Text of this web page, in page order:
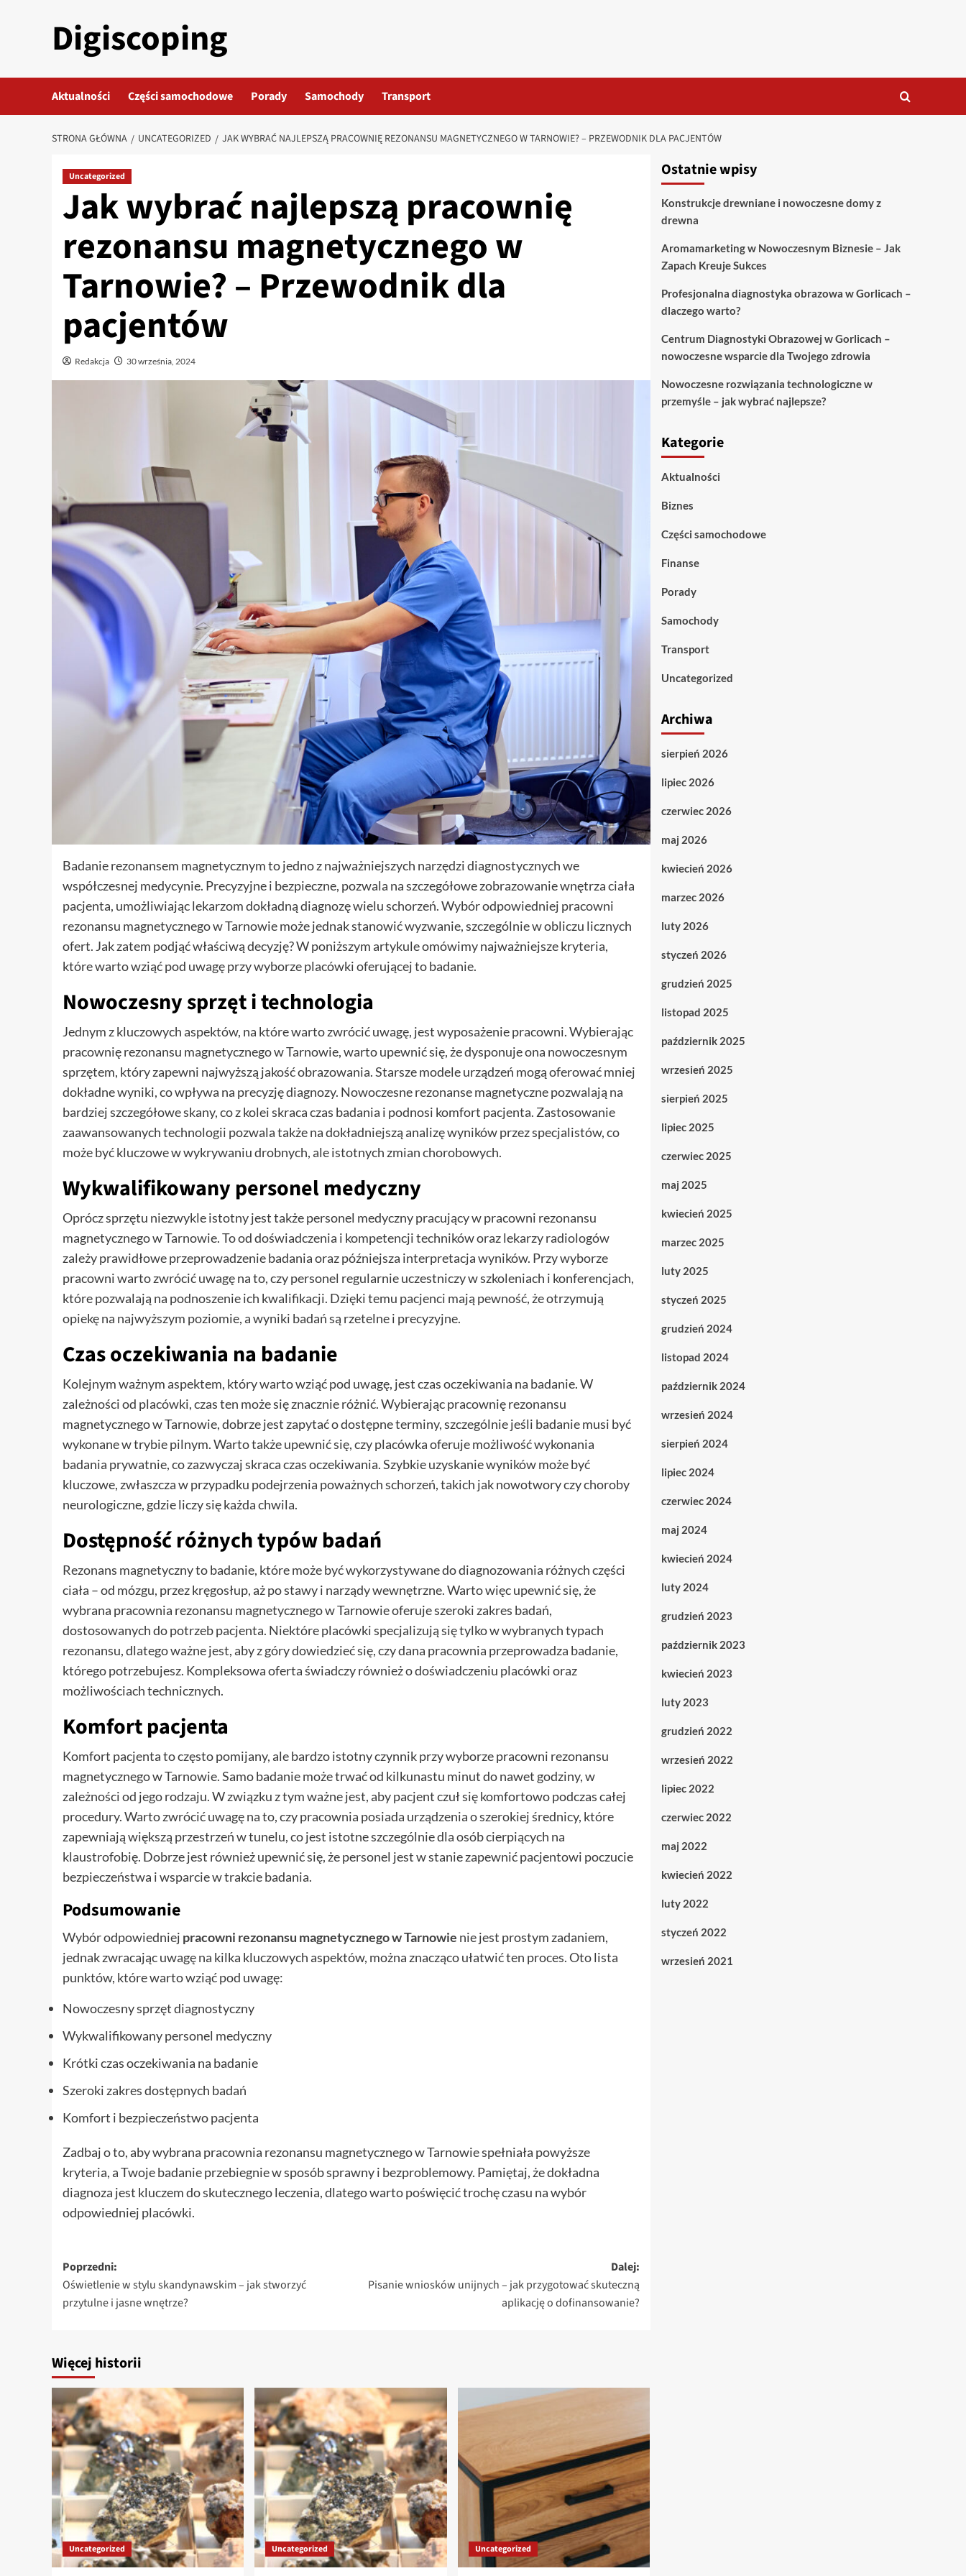
Digiscoping
Aktualności Części samochodowe Porady Samochody Transport
STRONA GŁÓWNA UNCATEGORIZED JAK WYBRAĆ NAJLEPSZĄ PRACOWNIĘ REZONANSU MAGNETYCZNEGO W TARNOWIE? – PRZEWODNIK DLA PACJENTÓW
Uncategorized
Jak wybrać najlepszą pracownię
rezonansu magnetycznego w
Tarnowie? – Przewodnik dla
pacjentów
Redakcja 30 września, 2024
Badanie rezonansem magnetycznym to jedno z najważniejszych narzędzi diagnostycznych we
współczesnej medycynie. Precyzyjne i bezpieczne, pozwala na szczegółowe zobrazowanie wnętrza ciała
pacjenta, umożliwiając lekarzom dokładną diagnozę wielu schorzeń. Wybór odpowiedniej pracowni
rezonansu magnetycznego w Tarnowie może jednak stanowić wyzwanie, szczególnie w obliczu licznych
ofert. Jak zatem podjąć właściwą decyzję? W poniższym artykule omówimy najważniejsze kryteria,
które warto wziąć pod uwagę przy wyborze placówki oferującej to badanie.
Nowoczesny sprzęt i technologia
Jednym z kluczowych aspektów, na które warto zwrócić uwagę, jest wyposażenie pracowni. Wybierając
pracownię rezonansu magnetycznego w Tarnowie, warto upewnić się, że dysponuje ona nowoczesnym
sprzętem, który zapewni najwyższą jakość obrazowania. Starsze modele urządzeń mogą oferować mniej
dokładne wyniki, co wpływa na precyzję diagnozy. Nowoczesne rezonanse magnetyczne pozwalają na
bardziej szczegółowe skany, co z kolei skraca czas badania i podnosi komfort pacjenta. Zastosowanie
zaawansowanych technologii pozwala także na dokładniejszą analizę wyników przez specjalistów, co
może być kluczowe w wykrywaniu drobnych, ale istotnych zmian chorobowych.
Wykwalifikowany personel medyczny
Oprócz sprzętu niezwykle istotny jest także personel medyczny pracujący w pracowni rezonansu
magnetycznego w Tarnowie. To od doświadczenia i kompetencji techników oraz lekarzy radiologów
zależy prawidłowe przeprowadzenie badania oraz późniejsza interpretacja wyników. Przy wyborze
pracowni warto zwrócić uwagę na to, czy personel regularnie uczestniczy w szkoleniach i konferencjach,
które pozwalają na podnoszenie ich kwalifikacji. Dzięki temu pacjenci mają pewność, że otrzymują
opiekę na najwyższym poziomie, a wyniki badań są rzetelne i precyzyjne.
Czas oczekiwania na badanie
Kolejnym ważnym aspektem, który warto wziąć pod uwagę, jest czas oczekiwania na badanie. W
zależności od placówki, czas ten może się znacznie różnić. Wybierając pracownię rezonansu
magnetycznego w Tarnowie, dobrze jest zapytać o dostępne terminy, szczególnie jeśli badanie musi być
wykonane w trybie pilnym. Warto także upewnić się, czy placówka oferuje możliwość wykonania
badania prywatnie, co zazwyczaj skraca czas oczekiwania. Szybkie uzyskanie wyników może być
kluczowe, zwłaszcza w przypadku podejrzenia poważnych schorzeń, takich jak nowotwory czy choroby
neurologiczne, gdzie liczy się każda chwila.
Dostępność różnych typów badań
Rezonans magnetyczny to badanie, które może być wykorzystywane do diagnozowania różnych części
ciała – od mózgu, przez kręgosłup, aż po stawy i narządy wewnętrzne. Warto więc upewnić się, że
wybrana pracownia rezonansu magnetycznego w Tarnowie oferuje szeroki zakres badań,
dostosowanych do potrzeb pacjenta. Niektóre placówki specjalizują się tylko w wybranych typach
rezonansu, dlatego ważne jest, aby z góry dowiedzieć się, czy dana pracownia przeprowadza badanie,
którego potrzebujesz. Kompleksowa oferta świadczy również o doświadczeniu placówki oraz
możliwościach technicznych.
Komfort pacjenta
Komfort pacjenta to często pomijany, ale bardzo istotny czynnik przy wyborze pracowni rezonansu
magnetycznego w Tarnowie. Samo badanie może trwać od kilkunastu minut do nawet godziny, w
zależności od jego rodzaju. W związku z tym ważne jest, aby pacjent czuł się komfortowo podczas całej
procedury. Warto zwrócić uwagę na to, czy pracownia posiada urządzenia o szerokiej średnicy, które
zapewniają większą przestrzeń w tunelu, co jest istotne szczególnie dla osób cierpiących na
klaustrofobię. Dobrze jest również upewnić się, że personel jest w stanie zapewnić pacjentowi poczucie
bezpieczeństwa i wsparcie w trakcie badania.
Podsumowanie
Wybór odpowiedniej pracowni rezonansu magnetycznego w Tarnowie nie jest prostym zadaniem,
jednak zwracając uwagę na kilka kluczowych aspektów, można znacząco ułatwić ten proces. Oto lista
punktów, które warto wziąć pod uwagę:
Nowoczesny sprzęt diagnostyczny
Wykwalifikowany personel medyczny
Krótki czas oczekiwania na badanie
Szeroki zakres dostępnych badań
Komfort i bezpieczeństwo pacjenta
Zadbaj o to, aby wybrana pracownia rezonansu magnetycznego w Tarnowie spełniała powyższe
kryteria, a Twoje badanie przebiegnie w sposób sprawny i bezproblemowy. Pamiętaj, że dokładna
diagnoza jest kluczem do skutecznego leczenia, dlatego warto poświęcić trochę czasu na wybór
odpowiedniej placówki.
Zobacz
wpisy
Poprzedni:
Oświetlenie w stylu skandynawskim – jak stworzyć
przytulne i jasne wnętrze?
Dalej:
Pisanie wniosków unijnych – jak przygotować skuteczną
aplikację o dofinansowanie?
Więcej historii
Uncategorized Uncategorized Uncategorized
Ostatnie wpisy
Konstrukcje drewniane i nowoczesne domy z
drewna
Aromamarketing w Nowoczesnym Biznesie – Jak
Zapach Kreuje Sukces
Profesjonalna diagnostyka obrazowa w Gorlicach –
dlaczego warto?
Centrum Diagnostyki Obrazowej w Gorlicach –
nowoczesne wsparcie dla Twojego zdrowia
Nowoczesne rozwiązania technologiczne w
przemyśle – jak wybrać najlepsze?
Kategorie
Aktualności
Biznes
Części samochodowe
Finanse
Porady
Samochody
Transport
Uncategorized
Archiwa
sierpień 2026
lipiec 2026
czerwiec 2026
maj 2026
kwiecień 2026
marzec 2026
luty 2026
styczeń 2026
grudzień 2025
listopad 2025
październik 2025
wrzesień 2025
sierpień 2025
lipiec 2025
czerwiec 2025
maj 2025
kwiecień 2025
marzec 2025
luty 2025
styczeń 2025
grudzień 2024
listopad 2024
październik 2024
wrzesień 2024
sierpień 2024
lipiec 2024
czerwiec 2024
maj 2024
kwiecień 2024
luty 2024
grudzień 2023
październik 2023
kwiecień 2023
luty 2023
grudzień 2022
wrzesień 2022
lipiec 2022
czerwiec 2022
maj 2022
kwiecień 2022
luty 2022
styczeń 2022
wrzesień 2021